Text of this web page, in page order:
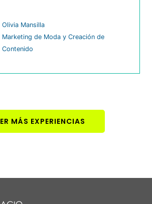
Olivia Mansilla
Marketing de Moda y Creación de
Contenido
MÁS EXPERIENCIAS